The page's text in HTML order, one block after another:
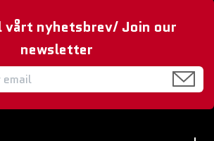
nyhetsbrev/ Join our
newsletter